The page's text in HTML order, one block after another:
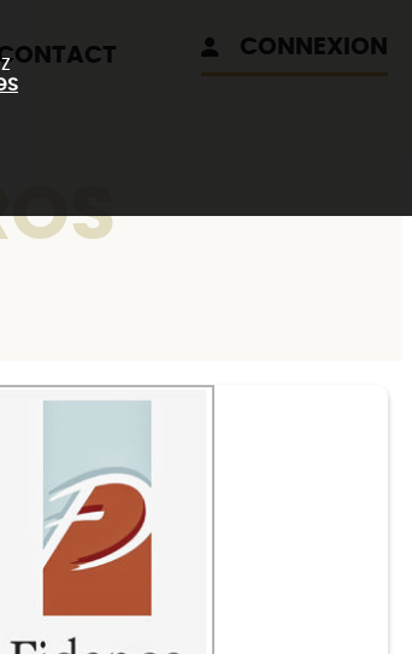
CONNEXION